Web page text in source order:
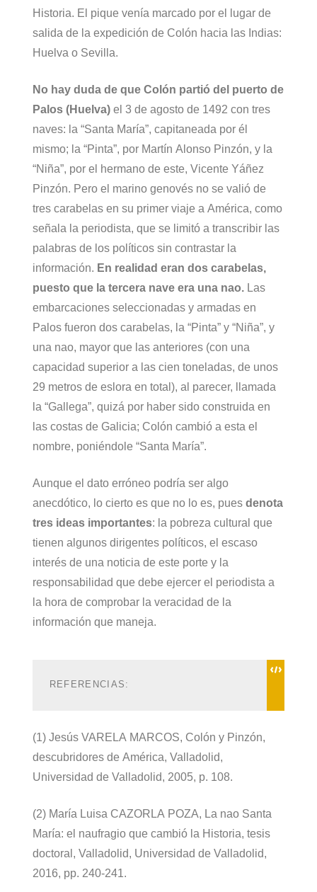
Historia. El pique venía marcado por el lugar de
salida de la expedición de Colón hacia las Indias:
Huelva o Sevilla.
No hay duda de que Colón partió del puerto de
Palos (Huelva)el 3 de agosto de 1492 con tres
naves: la “Santa María”, capitaneada por él
mismo; la “Pinta”, por Martín Alonso Pinzón, y la
“Niña”, por el hermano de este, Vicente Yáñez
Pinzón. Pero el marino genovés no se valió de
tres carabelas en su primer viaje a América, como
señala la periodista, que se limitó a transcribir las
palabras de los políticos sin contrastar la
información. En realidad eran dos carabelas,
puesto que la tercera nave era una nao.Las
embarcaciones seleccionadas y armadas en
Palos fueron dos carabelas, la “Pinta” y “Niña”, y
una nao, mayor que las anteriores (con una
capacidad superior a las cien toneladas, de unos
29 metros de eslora en total), al parecer, llamada
la “Gallega”, quizá por haber sido construida en
las costas de Galicia; Colón cambió a esta el
nombre, poniéndole “Santa María”.
Aunque el dato erróneo podría ser algo
anecdótico, lo cierto es que no lo es, pues denota
tres ideas importantes: la pobreza cultural que
tienen algunos dirigentes políticos, el escaso
interés de una noticia de este porte y la
responsabilidad que debe ejercer el periodista a
la hora de comprobar la veracidad de la
información que maneja.
REFERENCIAS:
(1) Jesús VARELA MARCOS, Colón y Pinzón,
descubridores de América, Valladolid,
Universidad de Valladolid, 2005, p. 108.
(2) María Luisa CAZORLA POZA, La nao Santa
María: el naufragio que cambió la Historia, tesis
doctoral, Valladolid, Universidad de Valladolid,
2016, pp. 240-241.